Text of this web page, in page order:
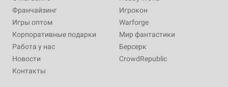
Франчайзинг
Игры оптом
Корпоративные подарки
Работа у нас
Новости
Контакты
Игрокон
Warforge
Мир фантастики
Берсерк
CrowdRepublic